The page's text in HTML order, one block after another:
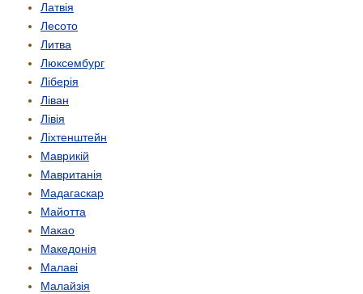
Латвія
Лесото
Литва
Люксембург
Ліберія
Ліван
Лівія
Ліхтенштейн
Маврикій
Мавританія
Мадагаскар
Майотта
Макао
Македонія
Малаві
Малайзія